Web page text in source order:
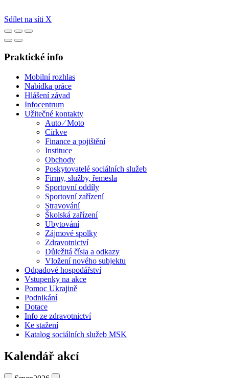
Sdílet na síti X
Praktické info
Mobilní rozhlas
Nabídka práce
Hlášení závad
Infocentrum
Užitečné kontakty
Auto ⁄ Moto
Církve
Finance a pojištění
Instituce
Obchody
Poskytovatelé sociálních služeb
Firmy, služby, řemesla
Sportovní oddíly
Sportovní zařízení
Stravování
Školská zařízení
Ubytování
Zájmové spolky
Zdravotnictví
Důležitá čísla a odkazy
Vložení nového subjektu
Odpadové hospodářství
Vstupenky na akce
Pomoc Ukrajině
Podnikání
Dotace
Info ze zdravotnictví
Ke stažení
Katalog sociálních služeb MSK
Kalendář akcí